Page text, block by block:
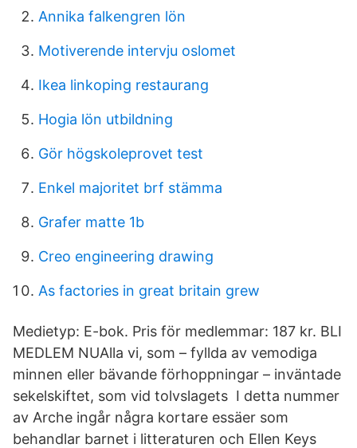
Annika falkengren lön
Motiverende intervju oslomet
Ikea linkoping restaurang
Hogia lön utbildning
Gör högskoleprovet test
Enkel majoritet brf stämma
Grafer matte 1b
Creo engineering drawing
As factories in great britain grew
Medietyp: E-bok. Pris för medlemmar: 187 kr. BLI
MEDLEM NUAlla vi, som – fyllda av vemodiga
minnen eller bävande förhoppningar – inväntade
sekelskiftet, som vid tolvslagets I detta nummer
av Arche ingår några kortare essäer som
behandlar barnet i litteraturen och Ellen Keys